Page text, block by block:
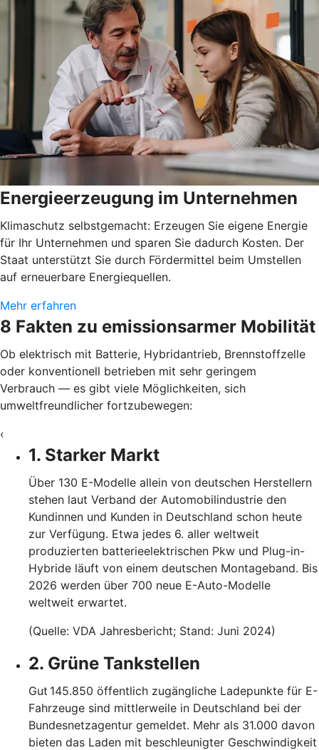
Energieerzeugung im Unternehmen
Klimaschutz selbstgemacht: Erzeugen Sie eigene Energie
für Ihr Unternehmen und sparen Sie dadurch Kosten. Der
Staat unterstützt Sie durch Fördermittel beim Umstellen
auf erneuerbare Energiequellen.
Mehr erfahren
8 Fakten zu emissionsarmer Mobilität
Ob elektrisch mit Batterie, Hybridantrieb, Brennstoffzelle
oder konventionell betrieben mit sehr geringem
Verbrauch — es gibt viele Möglichkeiten, sich
umweltfreundlicher fortzubewegen:
‹
1. Starker Markt
Über 130 E-Modelle allein von deutschen Herstellern
stehen laut Verband der Automobilindustrie den
Kundinnen und Kunden in Deutschland schon heute
zur Verfügung. Etwa jedes 6. aller weltweit
produzierten batterieelektrischen Pkw und Plug-in-
Hybride läuft von einem deutschen Montageband. Bis
2026 werden über 700 neue E-Auto-Modelle
weltweit erwartet.
(Quelle: VDA Jahresbericht; Stand: Juni 2024)
2. Grüne Tankstellen
Gut 145.850 öffentlich zugängliche Ladepunkte für E-
Fahrzeuge sind mittlerweile in Deutschland bei der
Bundesnetzagentur gemeldet. Mehr als 31.000 davon
bieten das Laden mit beschleunigter Geschwindigkeit